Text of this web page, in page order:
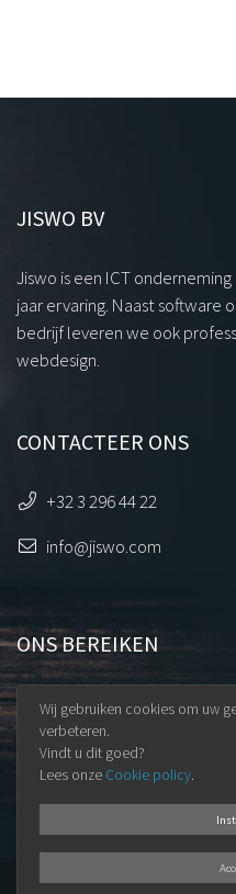
JISWO BV
Jiswo is een ICT
jaar ervaring. Naast software
bedrijf leveren we ook
webdesign.
CONTACTEER ONS
+32 3 296 44 22
info@jiswo.com
ONS BEREIKEN
Uilenstraat 32
9100 Sint-Niklaas
BTW BE 0891.345.965
© 2026Jiswo BV·Algemene
Wij gebruiken cookies om uw
verbeteren.
Vindt u dit goed?
Lees onze Cookie policy.